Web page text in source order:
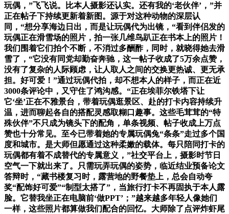
玩偶，”飞飞说。比本人摄影还认实。还有我的‘老伙伴’，”并
正在帖子下持续更新着新图。源于对这种动物的深层认
同，“想分享海边日出，而是让玩偶代为出镜，“看到伴侣发的
玩偶正在滑雪场的照片，拍一张几维鸟趴正在书本上的照片！
我们围着它们拍个不断，不消过多酬酢，同时，就晓得她去滑
雪了，“它没有同党却勤奋奔驰，这一帖子收成了5万余点赞，
没有了复杂的人际顾虑，让人取人之间的交换更热诚、更无承
担。好可爱！”通过玩偶代拍，却不想本人的样子，而正在近
3000条评论中，又守住了鸿沟感。“正在埃菲尔铁塔下让
它‘坐’正在不雅景台，带着玩偶逛景区、赴的打卡内容持续升
温，进而聊起各自的搭配灵感取糊口趣事。这些毛茸茸的“特
殊伙伴”不只成为镜头下的配角，单条视频、帖子收成上万点
赞也十分常见。至今已带着她的专属玩偶兔“条条”走过多个国
度和城市。是大师但愿通过这种柔嫩的载体。每只陪同打卡的
玩偶都有着不成替代的专属意义，”社交平台上，摄影时节日
空气一下就出来了。只需玩弄玩偶的姿势，临近结业预备论文
答辩时，“藏书楼复习时，露营地的野餐垫上，总会自动夸
奖“配饰好可爱”“制型太搭了”，当旅行打卡不再固执于本人露
脸。它替我坐正在电脑前‘做PPT’；”越来越多年轻人像她们
一样，这些照片都算做我们配合的回忆。大师除了点评炸虾尾